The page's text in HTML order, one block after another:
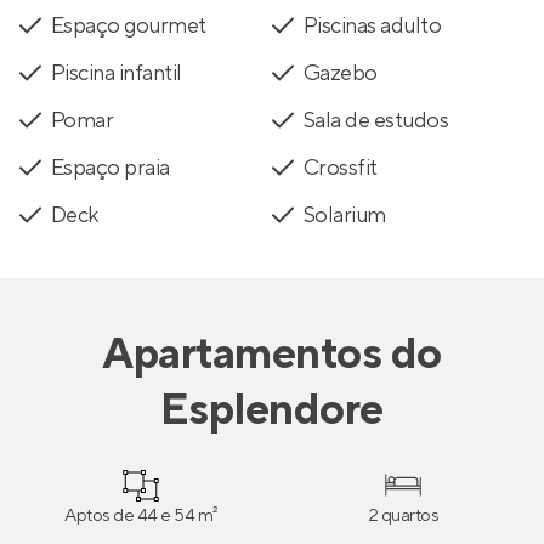
Espaço gourmet
Piscinas adulto
Piscina infantil
Gazebo
Pomar
Sala de estudos
Espaço praia
Crossfit
Deck
Solarium
Apartamentosdo
Esplendore
Aptos de 44 e 54 m² 2 quartos